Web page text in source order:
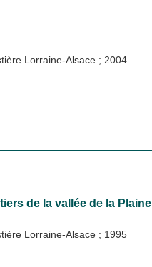
Lorraine-Alsace ; 2004
de la vallée de la Plaine
Lorraine-Alsace ; 1995